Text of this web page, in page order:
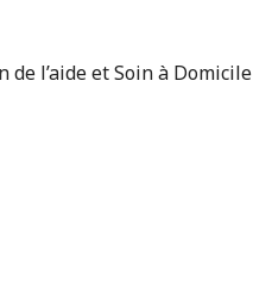
l’aide et Soin à Domicile